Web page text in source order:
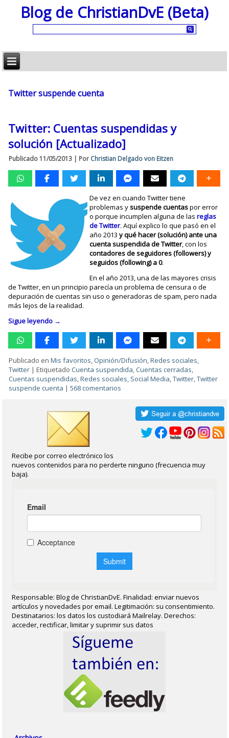
Blog de ChristianDvE (Beta)
Twitter suspende cuenta
Twitter: Cuentas suspendidas y
solución [Actualizado]
Publicado 11/05/2013 | Por Christian Delgado von Eitzen
De vez en cuando Twitter tiene
problemas ysuspende cuentaspor error
o porque incumplen alguna de las reglas
de Twitter. Aquí explico lo que pasó en el
año 2013 y qué hacer (solución) ante una
cuenta suspendida de Twitter, con los
contadores de seguidores (followers) y
seguidos (following) a 0.
En el año 2013, una de las mayores crisis
de Twitter, en un principio parecía un problema de censura o de
depuración de cuentas sin uso o generadoras de spam, pero nada
más lejos de la realidad.
Sigue leyendo →
Publicado en Mis favoritos, Opinión/Difusión,Redes sociales,
Twitter |Etiquetado Cuenta suspendida,Cuentas cerradas,
Cuentas suspendidas,Redes sociales, Social Media,Twitter,Twitter
suspende cuenta |568 comentarios
Recibe por correo electrónico los
nuevos contenidos para no perderte ninguno (frecuencia muy
baja).
Responsable: Blog de ChristianDvE. Finalidad: enviar nuevos
artículos y novedades por email. Legitimación: su consentimiento.
Destinatarios: los datos los custodiará Mailrelay. Derechos:
acceder, rectificar, limitar y suprimir sus datos